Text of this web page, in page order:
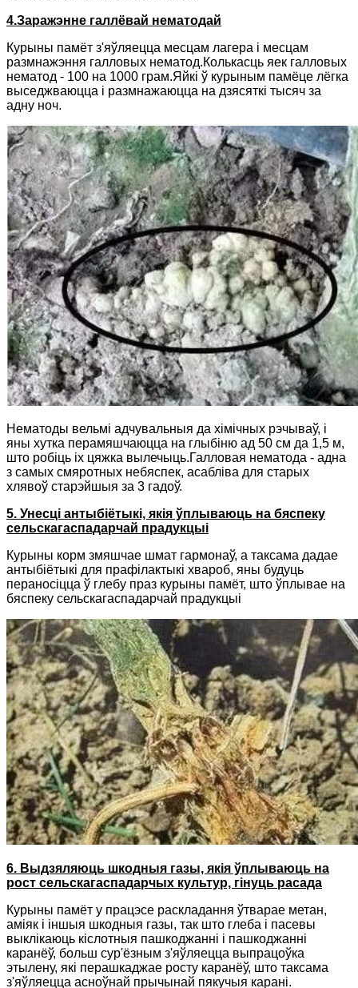
4.Заражэнне галлёвай нематодай
Курыны памёт з'яўляецца месцам лагера і месцам
размнажэння галловых нематод.Колькасць яек галловых
нематод - 100 на 1000 грам.Яйкі ў курыным памёце лёгка
выседжваюцца і размнажаюцца на дзясяткі тысяч за
адну ноч.
Нематоды вельмі адчувальныя да хімічных рэчываў, і
яны хутка перамяшчаюцца на глыбіню ад 50 см да 1,5 м,
што робіць іх цяжка вылечыць.Галловая нематода - адна
з самых смяротных небяспек, асабліва для старых
хлявоў старэйшыя за 3 гадоў.
5. Унесці антыбіётыкі, якія ўплываюць на бяспеку
сельскагаспадарчай прадукцыі
Курыны корм змяшчае шмат гармонаў, а таксама дадае
антыбіётыкі для прафілактыкі хвароб, яны будуць
пераносіцца ў глебу праз курыны памёт, што ўплывае на
бяспеку сельскагаспадарчай прадукцыі
6. Выдзяляюць шкодныя газы, якія ўплываюць на
рост сельскагаспадарчых культур, гінуць расада
Курыны памёт у працэсе раскладання ўтварае метан,
аміяк і іншыя шкодныя газы, так што глеба і пасевы
выклікаюць кіслотныя пашкоджанні і пашкоджанні
каранёў, больш сур'ёзным з'яўляецца выпрацоўка
этылену, які перашкаджае росту каранёў, што таксама
з'яўляецца асноўнай прычынай пякучыя карані.